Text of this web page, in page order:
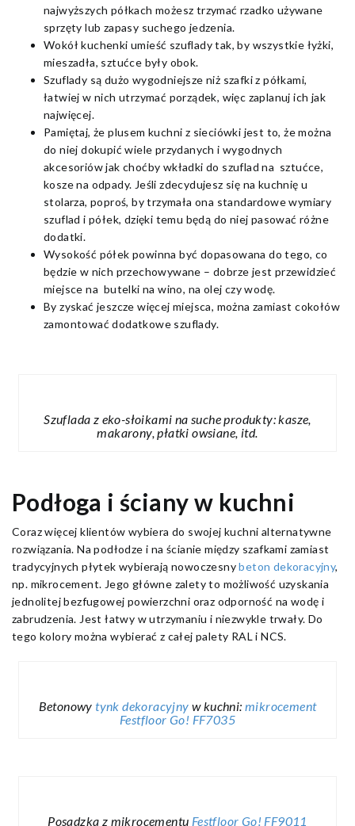
najwyższych półkach możesz trzymać rzadko używane
sprzęty lub zapasy suchego jedzenia.
Wokół kuchenki umieść szuflady tak, by wszystkie łyżki,
mieszadła, sztućce były obok.
Szuflady są dużo wygodniejsze niż szafki z półkami,
łatwiej w nich utrzymać porządek, więc zaplanuj ich jak
najwięcej.
Pamiętaj, że plusem kuchni z sieciówki jest to, że można
do niej dokupić wiele przydanych i wygodnych
akcesoriów jak choćby wkładki do szuflad na sztućce,
kosze na odpady. Jeśli zdecydujesz się na kuchnię u
stolarza, poproś, by trzymała ona standardowe wymiary
szuflad i półek, dzięki temu będą do niej pasować różne
dodatki.
Wysokość półek powinna być dopasowana do tego, co
będzie w nich przechowywane – dobrze jest przewidzieć
miejsce na butelki na wino, na olej czy wodę.
By zyskać jeszcze więcej miejsca, można zamiast cokołów
zamontować dodatkowe szuflady.
Szuflada z eko-słoikami na suche produkty: kasze,
makarony, płatki owsiane, itd.
Podłoga i ściany w kuchni
Coraz więcej klientów wybiera do swojej kuchni alternatywne
rozwiązania. Na podłodze i na ścianie między szafkami zamiast
tradycyjnych płytek wybierają nowoczesnybeton dekoracyjny,
np. mikrocement. Jego główne zalety to możliwość uzyskania
jednolitej bezfugowej powierzchni oraz odporność na wodę i
zabrudzenia. Jest łatwy w utrzymaniu i niezwykle trwały. Do
tego kolory można wybierać z całej palety RAL i NCS.
Betonowytynk dekoracyjny w kuchni: mikrocement
Festfloor Go! FF7035
Posadzka z mikrocementu Festfloor Go! FF9011